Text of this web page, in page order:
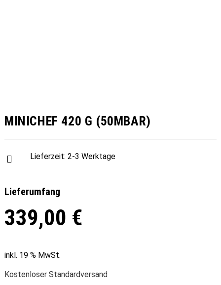
MINICHEF 420 G (50MBAR)
Lieferzeit: 2-3 Werktage
Lieferumfang
339,00 €
inkl. 19 % MwSt.
Kostenloser Standardversand